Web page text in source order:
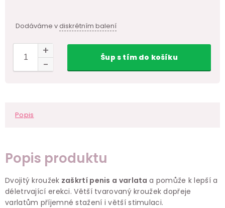
Dodáváme vdiskrétním balení
Šups tímdo košíku
Popis
Popis produktu
Dvojitý kroužek zaškrtí penis a varlata a pomůže k lepší a
déletrvající erekci. Větší tvarovaný kroužek dopřeje
varlatům příjemné stažení i větší stimulaci.